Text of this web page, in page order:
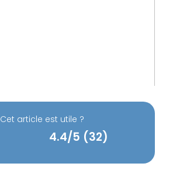
Cet article est utile ?
4.4/5 (32)